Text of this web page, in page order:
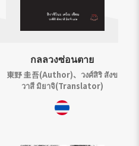
กลลวงซ่อนตาย
東野 圭吾(Author)、วงศ์สิริ สังข
วาสี มิยาจิ(Translator)